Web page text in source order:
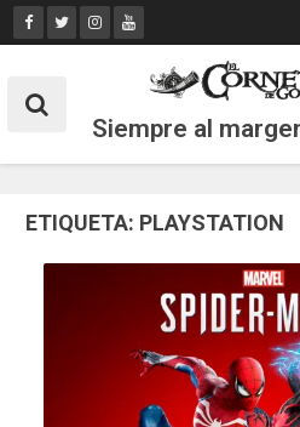
Skip
to
Siempre al
ETIQUETA: PLAYSTATION